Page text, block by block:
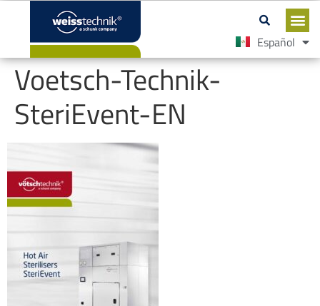
Español
English
Voetsch-Technik-
SteriEvent-EN